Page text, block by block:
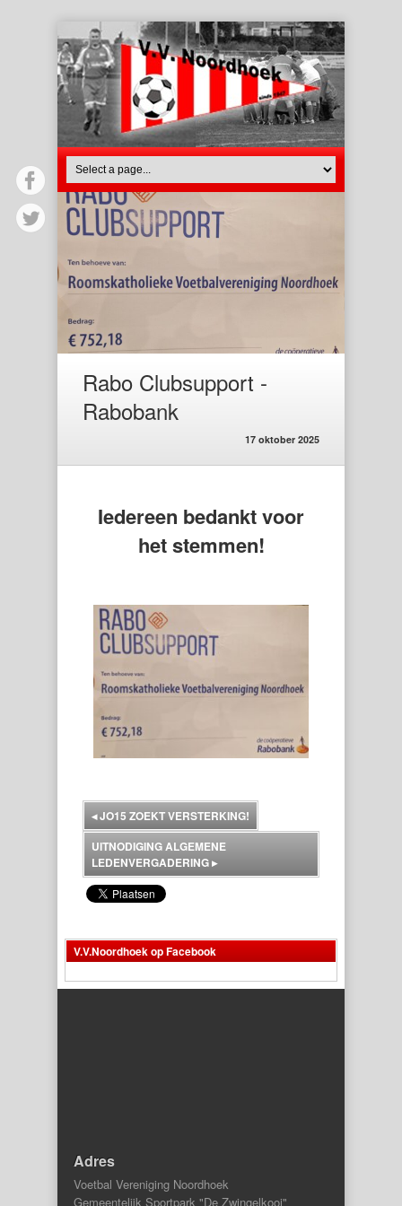
Rabo Clubsupport -
Rabobank
17 oktober 2025
Iedereen bedankt voor
het stemmen!
◂JO15 ZOEKT VERSTERKING!
UITNODIGING ALGEMENE
LEDENVERGADERING▸
V.V.Noordhoek op Facebook
Adres
Voetbal Vereniging Noordhoek
Gemeentelijk Sportpark "De Zwingelkooi"